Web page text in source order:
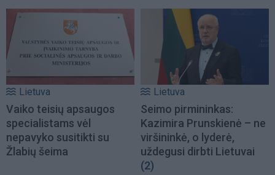
Lietuva
Vaiko teisių apsaugos
specialistams vėl
nepavyko susitikti su
Žlabių šeima
Lietuva
Seimo pirmininkas:
Kazimira Prunskienė – ne
viršininkė, o lyderė,
uždegusi dirbti Lietuvai
(2)